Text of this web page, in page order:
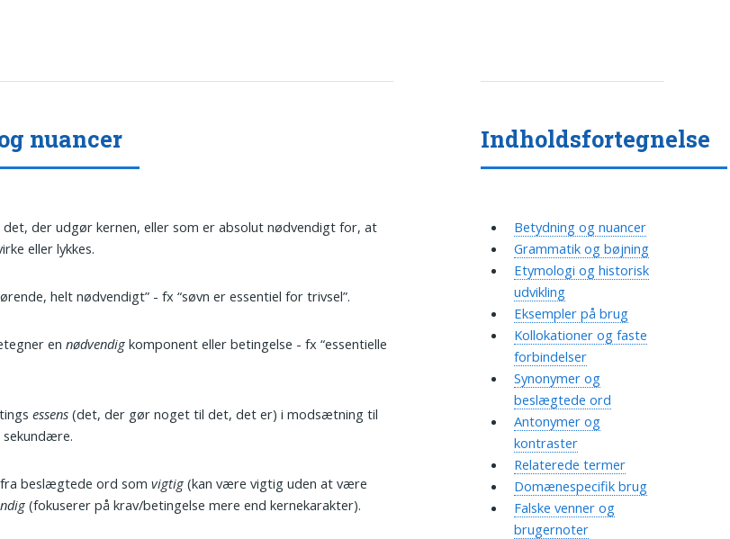
nuancer
der udgør kernen, eller som er absolut nødvendigt for, at
eller lykkes.
helt nødvendigt” - fx “søvn er essentiel for trivsel”.
ennødvendig komponent eller betingelse - fx “essentielle
essens (det, der gør noget til det, det er) i modsætning til
fra beslægtede ord somvigtig (kan være vigtig uden at være
(fokuserer på krav/betingelse mere end kernekarakter).
Indholdsfortegnelse
Betydning og nuancer
Grammatik og bøjning
Etymologi og historisk
udvikling
Eksempler på brug
Kollokationer og faste
forbindelser
Synonymer og
beslægtede ord
Antonymer og
kontraster
Relaterede termer
Domænespecifik brug
Falske venner og
brugernoter